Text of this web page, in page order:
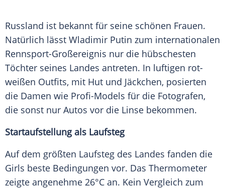
Russland ist bekannt für seine schönen Frauen.
Natürlich lässt Wladimir Putin zum internationalen
Rennsport-Großereignis nur die hübschesten
Töchter seines Landes antreten. In luftigen rot-
weißen Outfits, mit Hut und Jäckchen, posierten
die Damen wie Profi-Models für die Fotografen,
die sonst nur Autos vor die Linse bekommen.
Startaufstellung als Laufsteg
Auf dem größten Laufsteg des Landes fanden die
Girls beste Bedingungen vor. Das Thermometer
zeigte angenehme 26°C an. Kein Vergleich zum